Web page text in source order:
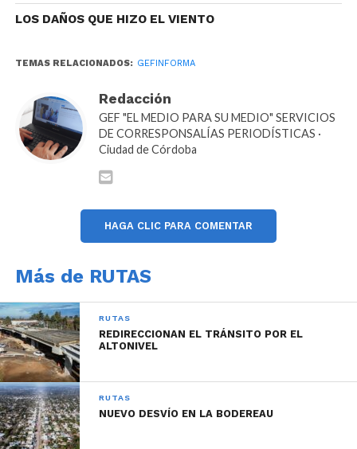
sostenimiento y mejora permanente de la
rutas más seguras, eficientes y preparadas para
responder al crecimiento del tránsito en el área
metropolitana.
En tanto, el intendente interino Ricardo Granja
últimos años.
La Autopista Córdoba-Pilar tiene una extensión total
de 39 kilómetros y constituye un corredor clave para
la circulación diaria de vecinos, trabajadores,
transportistas y usuarios que ingresan y egresan de
la Capital provincial.
La calzada sur fue construida en hormigón en 1987,
mientras que la calzada norte fue ejecutada en
asfalto en 1999.
LOS DAÑOS QUE HIZO EL VIENTO
TEMAS RELACIONADOS: GEFINFORMA
Redacción
GEF "EL MEDIO PARA SU MEDIO" SERVICIOS
DE CORRESPONSALÍAS PERIODÍSTICAS ·
Ciudad de Córdoba
HAGA CLIC PARA COMENTAR
Más de RUTAS
RUTAS
REDIRECCIONAN EL TRÁNSITO POR EL
ALTONIVEL
RUTAS
NUEVO DESVÍO EN LA BODEREAU